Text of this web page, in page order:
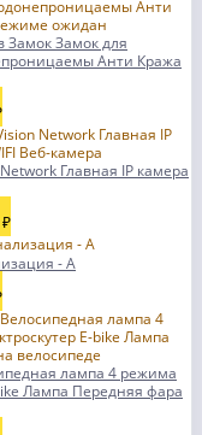
Замок Замок для
Анти Кража
Главная IP камера
₽
- А
лампа 4 режима
Лампа Передняя фара